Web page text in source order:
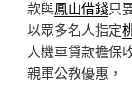
款與鳳山借錢只
以眾多名人指定
人機車貸款擔保
親軍公教優惠，